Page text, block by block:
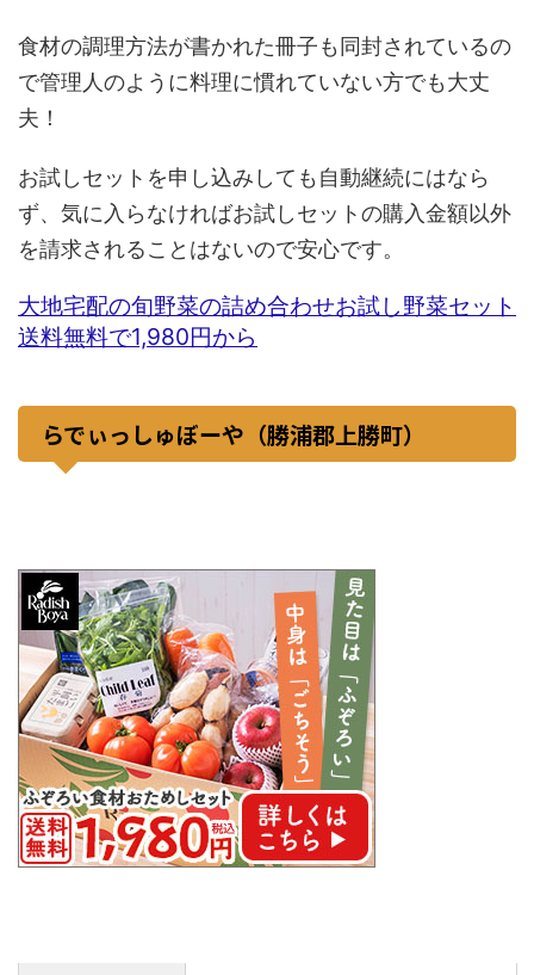
食材の調理方法が書かれた冊子も同封されているの
で管理人のように料理に慣れていない方でも大丈
夫！
お試しセットを申し込みしても自動継続にはなら
ず、気に入らなければお試しセットの購入金額以外
を請求されることはないので安心です。
大地宅配の旬野菜の詰め合わせお試し野菜セット
送料無料で1,980円から
らでぃっしゅぼーや（勝浦郡上勝町）